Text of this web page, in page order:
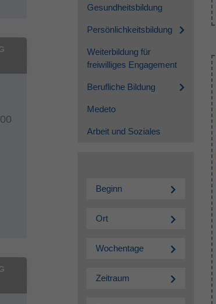
Gesundheitsbildung
Persönlichkeitsbildung
Weiterbildung für
freiwilliges Engagement
Berufliche Bildung
Medeto
Arbeit und Soziales
Beginn
Ort
Wochentage
Zeitraum